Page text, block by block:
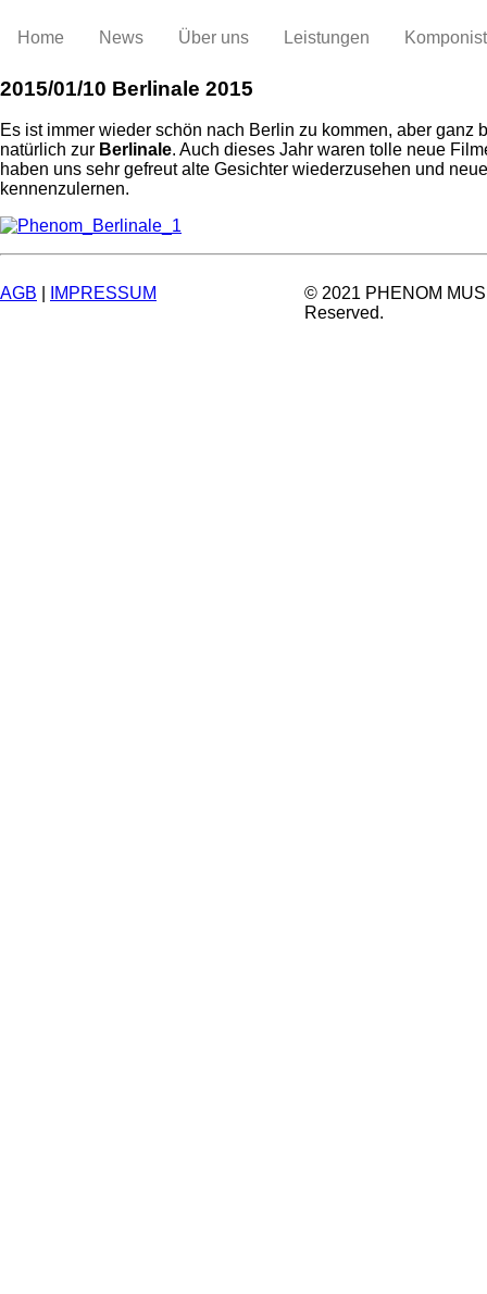
Home News Über uns Leistungen
2015/01/10 Berlinale 2015
Es ist immer wieder schön nach Berlin zu kommen, aber ganz
natürlich zur Berlinale. Auch dieses Jahr waren tolle neue
haben uns sehr gefreut alte Gesichter wiederzusehen und neue
kennenzulernen.
AGB IMPRESSUM
© 2021 PHENOM
Reserved.